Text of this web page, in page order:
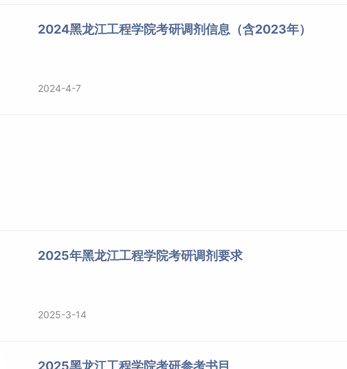
2024黑龙江工程学院考研调剂信息（含2023年）
2024-4-7
2025年黑龙江工程学院考研调剂要求
2025-3-14
2025黑龙江工程学院考研参考书目